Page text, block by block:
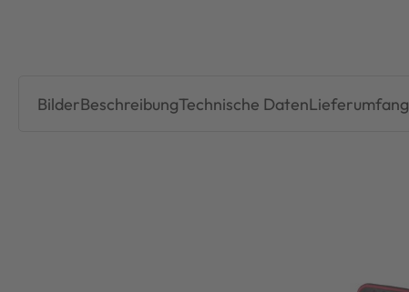
BilderBeschreibungTechnische DatenLieferumfang